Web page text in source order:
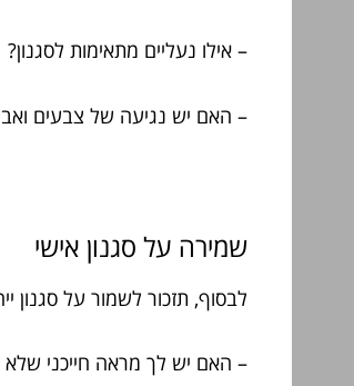
– אילו נעליים מתאימות לסגנון?
– האם יש נגיעה של צבעים
שמירה על סגנון אישי
לבסוף, תזכור לשמור על סגנון
– האם יש לך מראה חייכני שלא